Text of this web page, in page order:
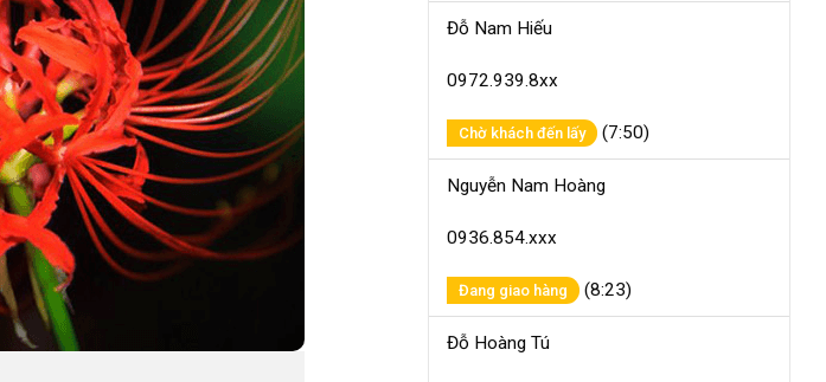
Đỗ Nam Hiếu
0972.939.8xx
Chờ khách đến lấy (7:50)
Nguyễn Nam Hoàng
0936.854.xxx
Đang giao hàng (8:23)
Đỗ Hoàng Tú